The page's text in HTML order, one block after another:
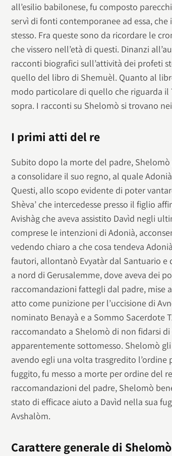
all’esilio babilonese, fu composto
servì di fonti contemporanee ad essa,
stesso. Fra queste sono da ricordare le
che vissero nell’età di questi. Dinanzi
racconti biografici sull’attività dei profeti
quello del libro di Shemuèl. Quanto al
modo particolare di quello che riguarda il
sopra. I racconti su Shelomò si trovano
I primi atti del re
Subito dopo la morte del padre,
a consolidare il suo regno, al quale
Questi, allo scopo evidente di poter
Shèva’ che intercedesse presso il figlio
Avishàg che aveva assistito Davìd negli
comprese le intenzioni di Adonià,
vedendo chiaro a che cosa tendeva
fautori, allontanò Evyatàr dal Santuario e
a nord di Gerusalemme, dove aveva dei
raccomandazioni fattegli dal padre, mise
atto come punizione per l’uccisione di
nominato Benayà e a Sommo Sacerdote
raccomandato a Shelomò di non fidarsi di
apparentemente sottomesso. Shelomò
avendo egli una volta trasgredito l’ordine
fuggito, fu messo a morte per ordine del
raccomandazioni del padre, Shelomò
stato di efficace aiuto a Davìd nella sua
Avshalòm.
Carattere generale di Shelomò